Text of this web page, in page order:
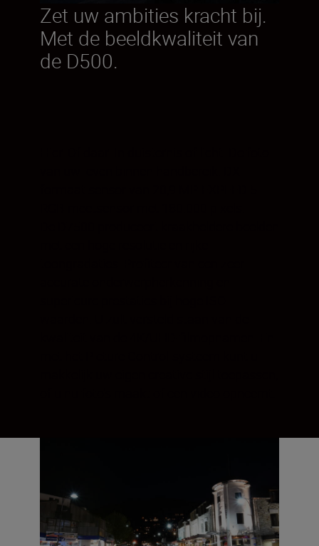
Zet uw ambities kracht bij.
Met de beeldkwaliteit van
de D500.